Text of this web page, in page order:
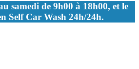
samedi de 9h00 à 18h00, et le
Self Car Wash 24h/24h.